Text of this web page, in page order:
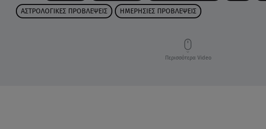
ΑΣΤΡΟΛΟΓΙΚΕΣ ΠΡΟΒΛΕΨΕΙΣ ΗΜΕΡΗΣΙΕΣ ΠΡΟΒΛΕΨΕΙΣ
Περισσότερα Video